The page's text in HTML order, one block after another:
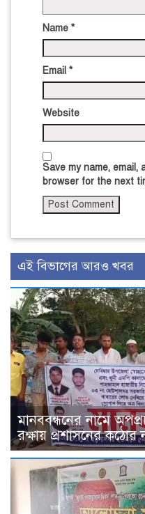
Name *
Email *
Website
Save my name, email,
browser for the next
এই বিভাগের আরও খবর
মানববন্ধনের নামে
রক্ষায় প্রশাসনের কঠোর